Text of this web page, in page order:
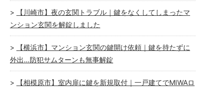
【川崎市】夜の玄関トラブル｜鍵をなくしてしまったマ
ンション玄関を解錠しました
【横浜市】マンション玄関の鍵開け依頼｜鍵を持たずに
外出…防犯サムターンも無事解錠
【相模原市】室内扉に鍵を新規取付｜一戸建てでMIWAロ